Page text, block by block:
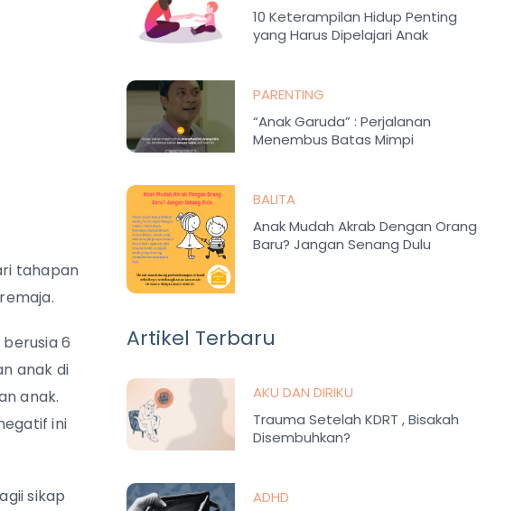
tahapan
6
anak di
anak.
ini
sikap
10 Keterampilan Hidup Penting
yang Harus Dipelajari Anak
PARENTING
“Anak Garuda” : Perjalanan
Menembus Batas Mimpi
BALITA
Anak Mudah Akrab Dengan Orang
Baru? Jangan Senang Dulu
Artikel Terbaru
AKU DAN DIRIKU
Trauma Setelah KDRT , Bisakah
Disembuhkan?
ADHD